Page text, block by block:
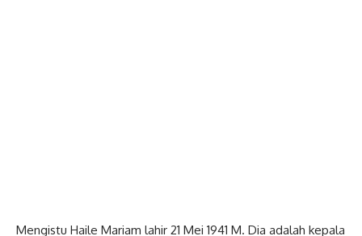
Mengistu Haile Mariam lahir 21 Mei 1941 M. Dia adalah kepala